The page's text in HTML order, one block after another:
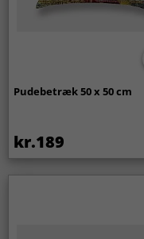
Pudebetræk 50 x 50 cm
kr.189